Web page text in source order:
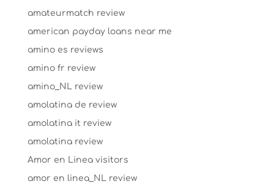
amateurmatch review
american payday loans near me
amino es reviews
amino fr review
amino_NL review
amolatina de review
amolatina it review
amolatina review
Amor en Linea visitors
amor en linea_NL review